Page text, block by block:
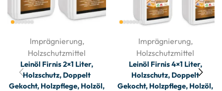
Imprägnierung,
Holzschutzmittel
Leinöl Firnis 2×1 Liter,
Holzschutz, Doppelt
Gekocht, Holzpflege, Holzöl,
Imprägnierung,
Holzschutzmittel
Leinöl Firnis 4×1 Liter,
Holzschutz, Doppelt
Gekocht, Holzpflege, Holzöl,